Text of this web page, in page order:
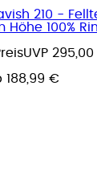
210 -
100%
UVP
188,99 €